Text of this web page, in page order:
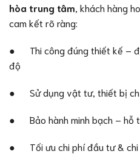
hòa trung tâm , khách hàng
cam kết rõ ràng:
● Thi công đúng thiết kế –
độ
● Sử dụng vật tư, thiết bị
● Bảo hành minh bạch – hỗ
● Tối ưu chi phí đầu tư & chi